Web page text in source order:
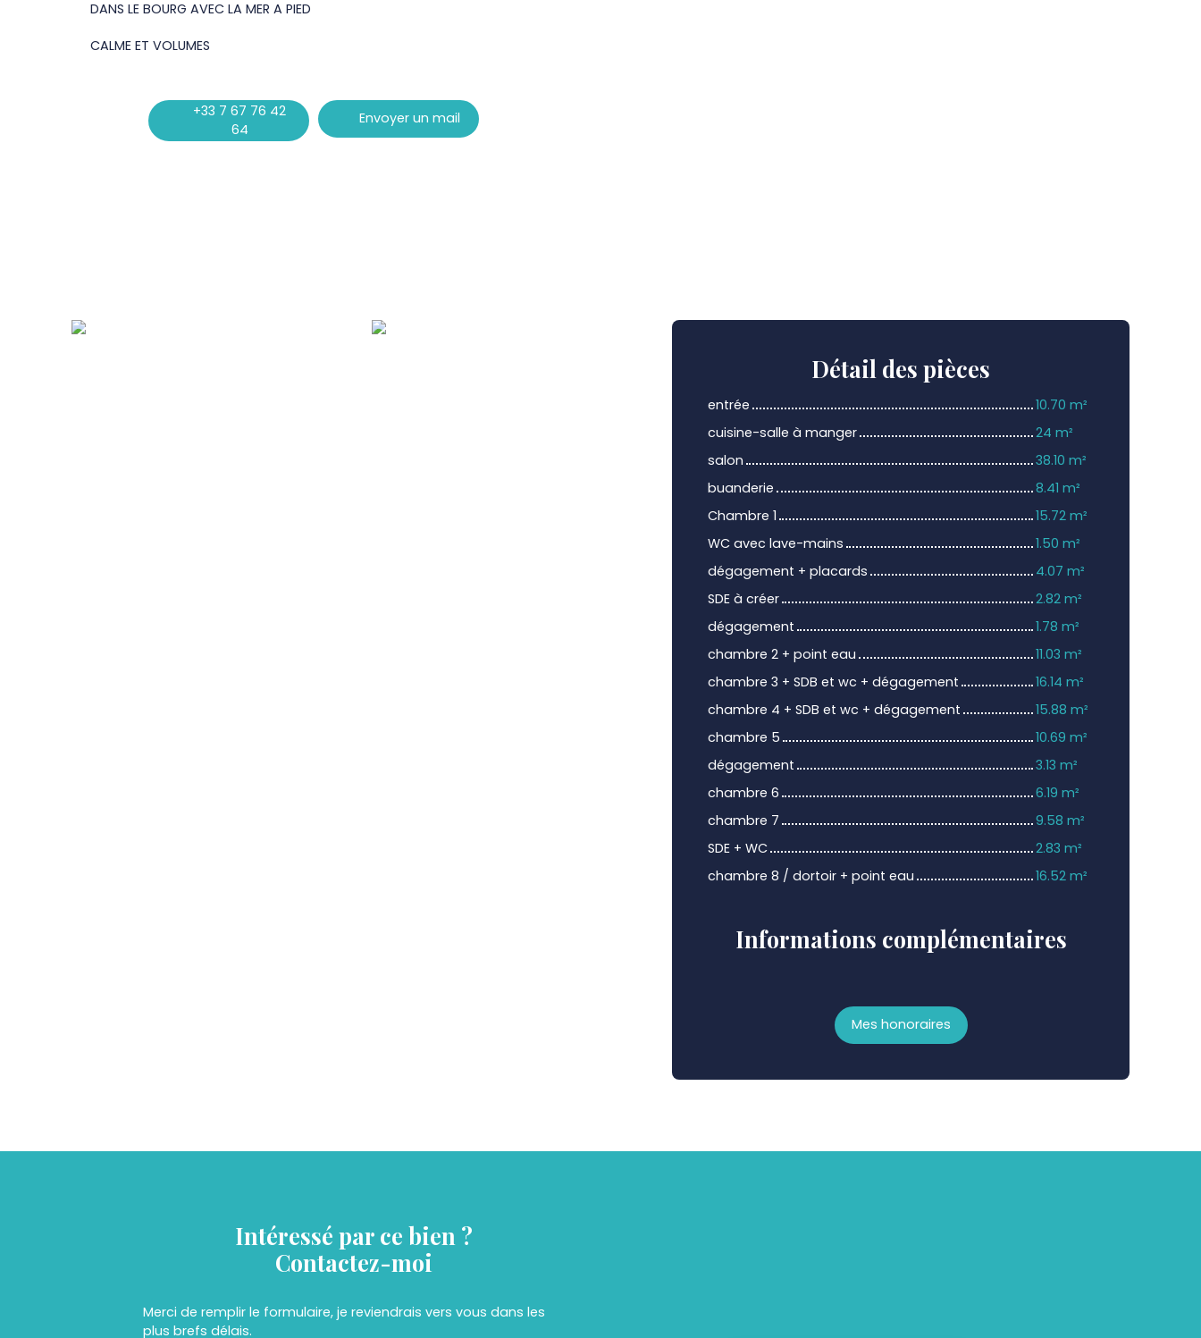
DANS LE BOURG AVEC LA MER A PIED
CALME ET VOLUMES
+33 7 67 76 42
64
Envoyer un mail
Détail des pièces
entrée
10.70 m²
cuisine-salle à manger
24 m²
salon
38.10 m²
buanderie
8.41 m²
Chambre 1
15.72 m²
WC avec lave-mains
1.50 m²
dégagement + placards
4.07 m²
SDE à créer
2.82 m²
dégagement
1.78 m²
chambre 2 + point eau
11.03 m²
chambre 3 + SDB et wc + dégagement
16.14 m²
chambre 4 + SDB et wc + dégagement
15.88 m²
chambre 5
10.69 m²
dégagement
3.13 m²
chambre 6
6.19 m²
chambre 7
9.58 m²
SDE + WC
2.83 m²
chambre 8 / dortoir + point eau
16.52 m²
Informations complémentaires
Mes honoraires
Intéressé par ce bien ?
Contactez-moi
Merci de remplir le formulaire, je reviendrais vers vous dans les
plus brefs délais.